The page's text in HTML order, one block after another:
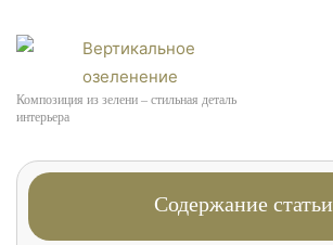
Композиция из зелени – стильная деталь
интерьера
Содержание статьи